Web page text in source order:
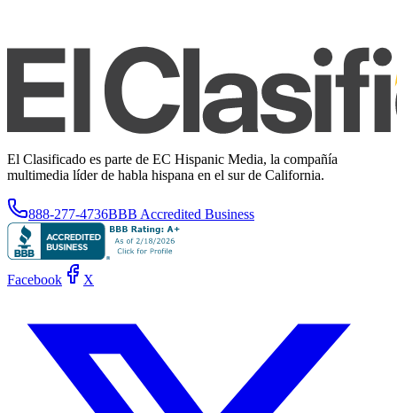
El Clasificado es parte de EC Hispanic Media, la compañía
multimedia líder de habla hispana en el sur de California.
888-277-4736BBB Accredited Business
Facebook X